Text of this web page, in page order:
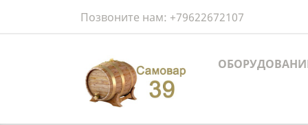
Позвоните нам: +79622672107